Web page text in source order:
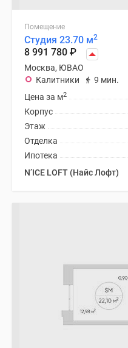
Помещение
Студия 23.70 м2
8 991 780 ₽
Москва, ЮВАО
Калитники
9 мин.
Цена за м2
Корпус
Этаж
Отделка
Ипотека
N’ICE LOFT (Найс Лофт)